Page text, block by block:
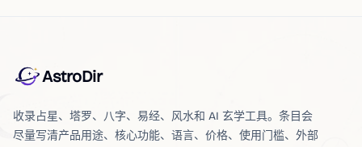
AstroDir
收录占星、塔罗、八字、易经、风水和 AI 玄学工具。条目会
尽量写清产品用途、核心功能、语言、价格、使用门槛、外部